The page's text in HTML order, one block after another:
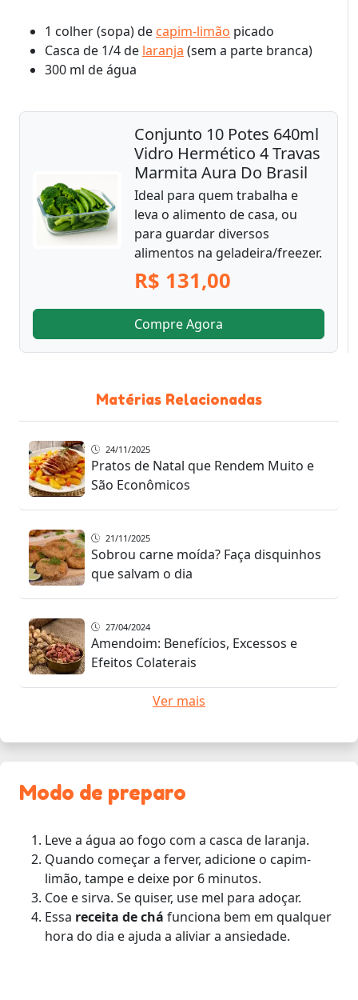
1 colher (sopa) de capim-limão picado
Casca de 1/4 de laranja (sem a parte branca)
300 ml de água
Conjunto 10 Potes 640ml
Vidro Hermético 4 Travas
Marmita Aura Do Brasil
Ideal para quem trabalha e
leva o alimento de casa, ou
para guardar diversos
alimentos na geladeira/freezer.
R$ 131,00
Compre Agora
Matérias Relacionadas
24/11/2025
Pratos de Natal que Rendem Muito e
São Econômicos
21/11/2025
Sobrou carne moída? Faça disquinhos
que salvam o dia
27/04/2024
Amendoim: Benefícios, Excessos e
Efeitos Colaterais
Ver mais
Modo de preparo
Leve a água ao fogo com a casca de laranja.
Quando começar a ferver, adicione o capim-
limão, tampe e deixe por 6 minutos.
Coe e sirva. Se quiser, use mel para adoçar.
Essa receita de chá funciona bem em qualquer
hora do dia e ajuda a aliviar a ansiedade.